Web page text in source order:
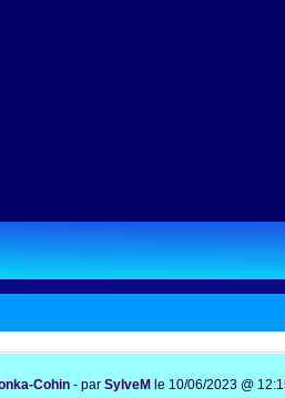
Cohin - par SylveM le 10/06/2023 @